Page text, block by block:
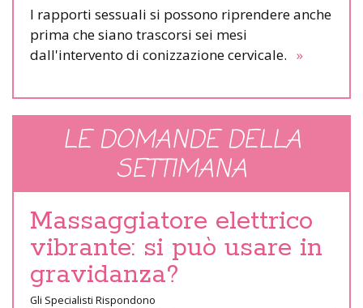
I rapporti sessuali si possono riprendere anche
prima che siano trascorsi sei mesi
dall'intervento di conizzazione cervicale. »
LE DOMANDE DELLA
SETTIMANA
Massaggiatore elettrico
vibrante: si può usare in
gravidanza?
Gli Specialisti Rispondono